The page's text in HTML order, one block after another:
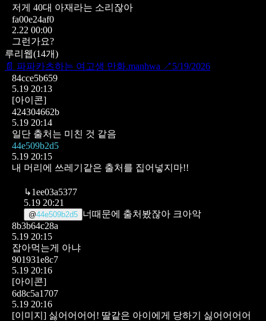
저게 40대 아재라는 소리잖아
fa00e24af0
2.22 00:00
그런가요?
루리웹(14개)
📄 파파카츠하는 여고생 만화.manhwa ↗ 5/19/2026
84cce5b659
5.19 20:13
[아이콘]
424304662b
5.19 20:14
일단 출처는 미친 것 같음
44e509b2d5
5.19 20:15
내 머리에 쓰레기같은 출처를 집어넣지마!!
↳1ee03a5377
5.19 20:21
@44e509b2d5 너때문에 출처봤잖아 크아악
8b3b64c28a
5.19 20:15
잡아먹는게 아냐
901931e8c7
5.19 20:16
[아이콘]
6d8c5a1707
5.19 20:16
[이미지] 싫어어어어! 딸같은 아이에게 당하기 싫어어어어